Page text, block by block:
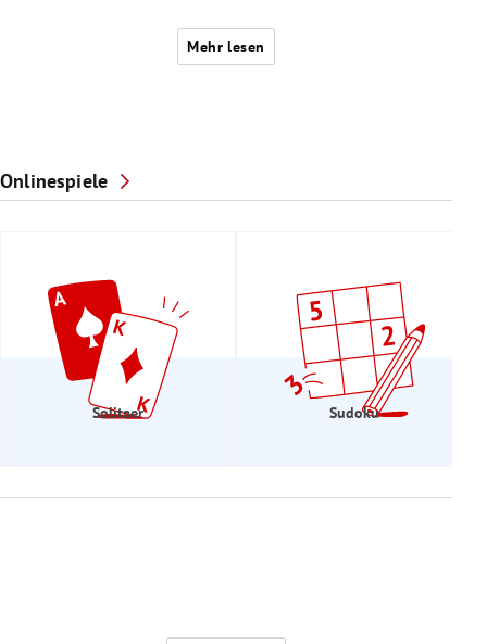
Mehr lesen
Onlinespiele
Solitaer Sudoku